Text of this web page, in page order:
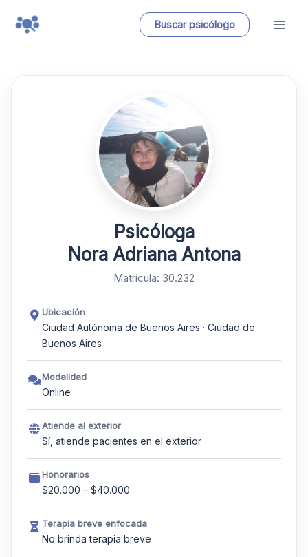
Buscar psicólogo
Psicóloga
Nora Adriana Antona
Matrícula: 30.232
Ubicación
Ciudad Autónoma de Buenos Aires · Ciudad de
Buenos Aires
Modalidad
Online
Atiende al exterior
Sí, atiende pacientes en el exterior
Honorarios
$20.000 – $40.000
Terapia breve enfocada
No brinda terapia breve